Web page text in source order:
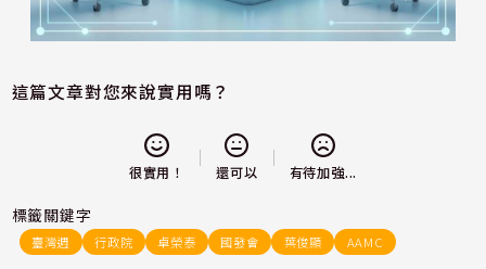
這篇文章對您來說實用嗎？
很實用！ 還可以 有待加強...
標籤關鍵字
臺灣週 行政院 卓榮泰 國發會 葉俊顯 AAMC